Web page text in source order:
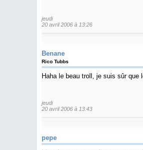
jeudi
20 avril 2006 à 13:26
Benane
Rico Tubbs
Haha le beau troll, je suis sûr
jeudi
20 avril 2006 à 13:43
pepe